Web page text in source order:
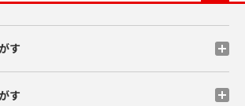
す
す